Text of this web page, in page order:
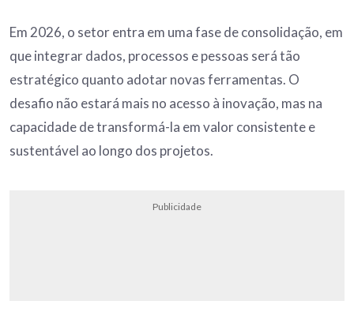
Em 2026, o setor entra em uma fase de consolidação, em
que integrar dados, processos e pessoas será tão
estratégico quanto adotar novas ferramentas. O
desafio não estará mais no acesso à inovação, mas na
capacidade de transformá-la em valor consistente e
sustentável ao longo dos projetos.
Publicidade